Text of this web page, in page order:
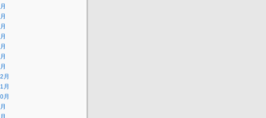
月
月
月